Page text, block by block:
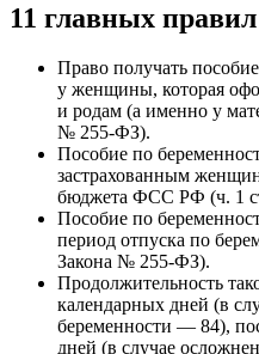
11 главных правил
Право получать
у женщины, которая
и родам (а именно у
№ 255-ФЗ).
Пособие по
застрахованным
бюджета ФСС РФ (ч. 1
Пособие по
период отпуска по
Закона № 255-ФЗ).
Продолжительность
календарных дней (в
беременности — 84),
дней (в случае